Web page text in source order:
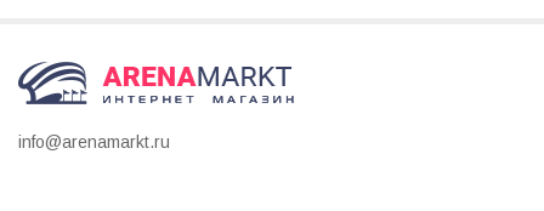
info@arenamarkt.ru